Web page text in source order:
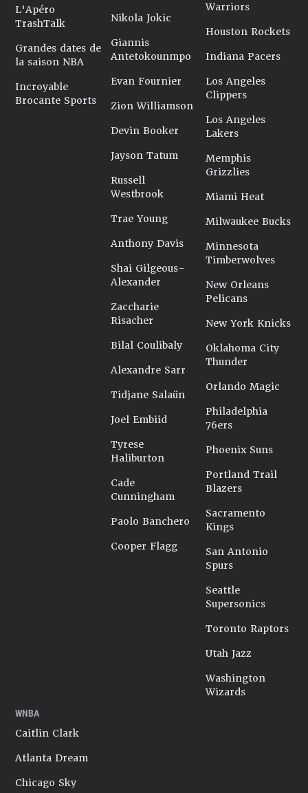
L'Apéro
TrashTalk
Grandes dates de
la saison NBA
Incroyable
Brocante Sports
Nikola Jokic
Giannis
Antetokounmpo
Evan Fournier
Zion Williamson
Devin Booker
Jayson Tatum
Russell
Westbrook
Trae Young
Anthony Davis
Shai Gilgeous-
Alexander
Zaccharie
Risacher
Bilal Coulibaly
Alexandre Sarr
Tidjane Salaün
Joel Embiid
Tyrese
Haliburton
Cade
Cunningham
Paolo Banchero
Cooper Flagg
Warriors
Houston Rockets
Indiana Pacers
Los Angeles
Clippers
Los Angeles
Lakers
Memphis
Grizzlies
Miami Heat
Milwaukee Bucks
Minnesota
Timberwolves
New Orleans
Pelicans
New York Knicks
Oklahoma City
Thunder
Orlando Magic
Philadelphia
76ers
Phoenix Suns
Portland Trail
Blazers
Sacramento
Kings
San Antonio
Spurs
Seattle
Supersonics
Toronto Raptors
Utah Jazz
Washington
Wizards
WNBA
Caitlin Clark
Atlanta Dream
Chicago Sky